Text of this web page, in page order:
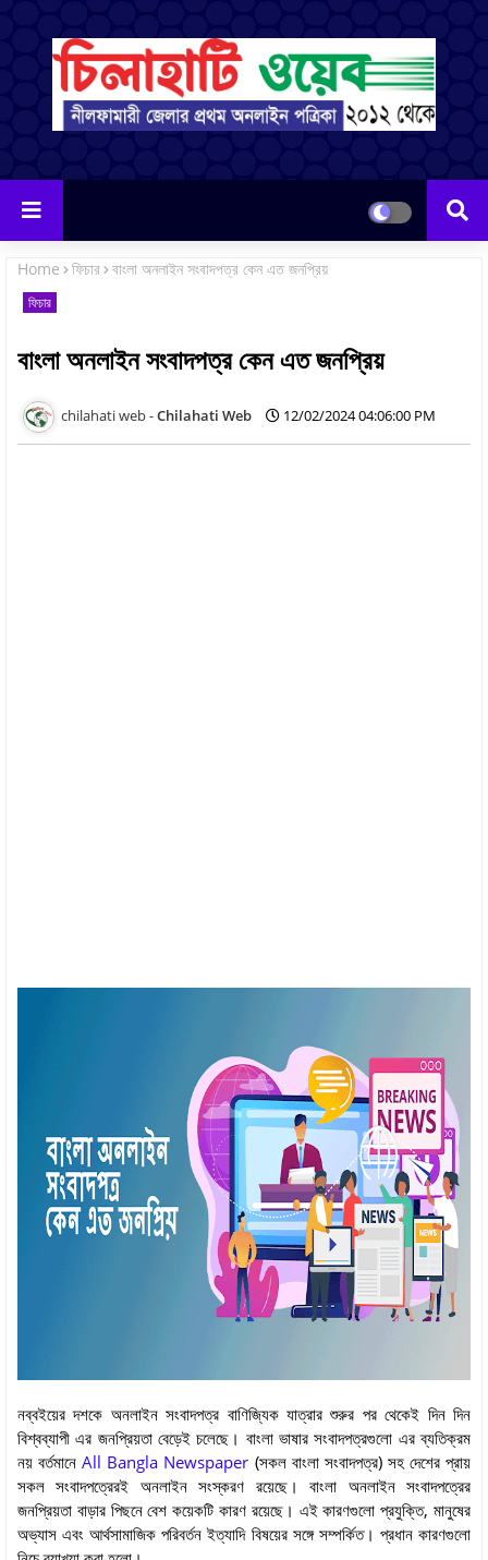
Home ফিচার বাংলা অনলাইন সংবাদপত্র কেন এত জনপ্রিয়
ফিচার
বাংলা অনলাইন সংবাদপত্র কেন এত জনপ্রিয়
Chilahati Web 12/02/2024 04:06:00 PM
নব্বইয়ের দশকে অনলাইন সংবাদপত্র বাণিজ্যিক যাত্রার শুরুর পর থেকেই দিন দিন
বিশ্বব্যাপী এর জনপ্রিয়তা বেড়েই চলেছে। বাংলা ভাষার সংবাদপত্রগুলো এর ব্যতিক্রম
নয় বর্তমানেAll Bangla Newspaper (সকল বাংলা সংবাদপত্র) সহ দেশের প্রায়
সকল সংবাদপত্রেরই অনলাইন সংস্করণ রয়েছে। বাংলা অনলাইন সংবাদপত্রের
জনপ্রিয়তা বাড়ার পিছনে বেশ কয়েকটি কারণ রয়েছে। এই কারণগুলো প্রযুক্তি, মানুষের
অভ্যাস এবং আর্থসামাজিক পরিবর্তন ইত্যাদি বিষয়ের সঙ্গে সম্পর্কিত। প্রধান কারণগুলো